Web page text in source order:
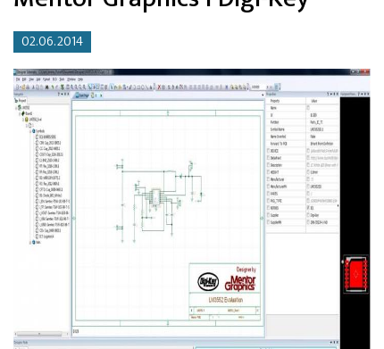
02.06.2014